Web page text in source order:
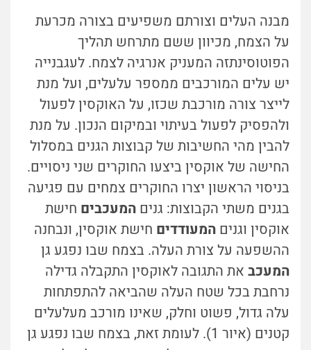
מבנה העלים וצורתם משפיעים בצורה מכרעת
על הצמח, מכיוון ששם מתרחש תהליך
הפוטוסינתזה המעניק אנרגיה לצמח. לעגבנייה
יש עלים המורכבים ממספר עלעלים, ועל מנת
לייצר צורה מורכבת שכזו, על האוקסין לפעול
ולהפסיק לפעול בעיתוי ובמיקום הנכון. על מנת
להבין מהי החשיבות של קבוצות הגנים במסלול
החישה של אוקסין ביצעו החוקרים שני ניסויים.
בניסוי הראשון יצרו החוקרים צמחים עם פגיעה
בגנים משתי הקבוצות: גנים המעכבים חישת
אוקסין וגנים המעודדים חישת אוקסין, ונבחנה
ההשפעה על צורת העלה. בצמח שבו נפגע גן
המעכב את התגובה לאוקסין התקבלה גדילה
נרחבת בכל שטח העלה שהביאה להתפתחות
עלה גדול, פשוט וחלק, שאינו מורכב מעלעלים
קטנים (איור 1). לעומת זאת, בצמח שבו נפגע גן